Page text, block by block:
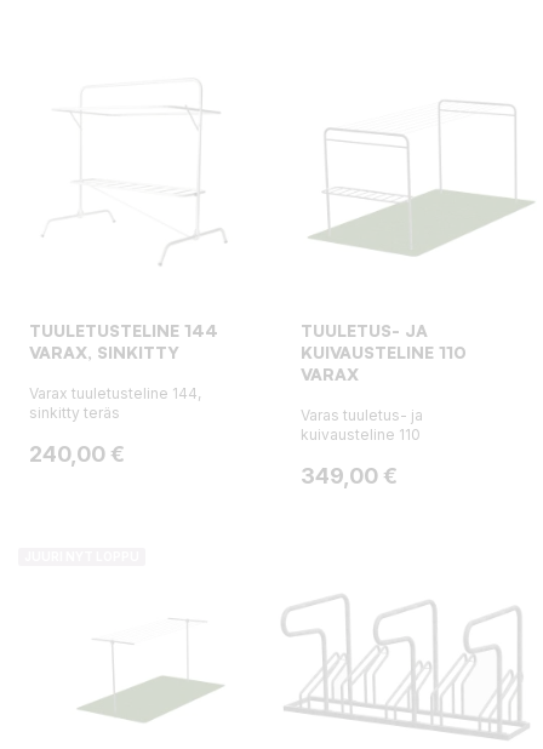
TUULETUSTELINE 144
VARAX, SINKITTY
Varax tuuletusteline 144,
sinkitty teräs
Hinta
240,00 €
TUULETUS- JA
KUIVAUSTELINE 110
VARAX
Varas tuuletus- ja
kuivausteline 110
Hinta
349,00 €